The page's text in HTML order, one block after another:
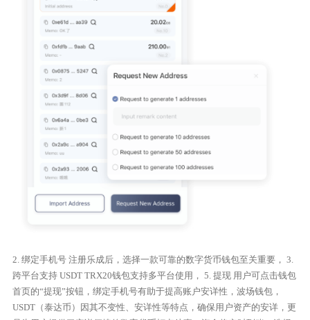
2. 绑定手机号 注册乐成后，选择一款可靠的数字货币钱包至关重要， 3.
跨平台支持 USDT TRX20钱包支持多平台使用， 5. 提现 用户可点击钱包
首页的“提现”按钮，绑定手机号有助于提高账户安详性，波场钱包，
USDT（泰达币）因其不变性、安详性等特点，确保用户资产的安详，更